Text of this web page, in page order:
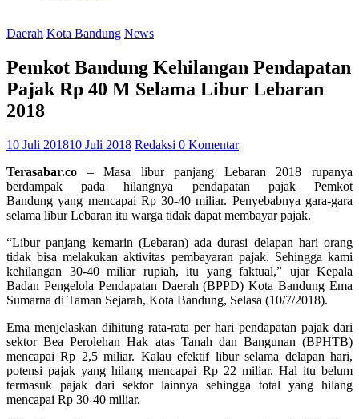
Daerah Kota Bandung News
Pemkot Bandung Kehilangan Pendapatan
Pajak Rp 40 M Selama Libur Lebaran
2018
10 Juli 201810 Juli 2018 Redaksi 0 Komentar
Terasabar.co – Masa libur panjang Lebaran 2018 rupanya
berdampak pada hilangnya pendapatan pajak Pemkot
Bandung yang mencapai Rp 30-40 miliar. Penyebabnya gara-gara
selama libur Lebaran itu warga tidak dapat membayar pajak.
“Libur panjang kemarin (Lebaran) ada durasi delapan hari orang
tidak bisa melakukan aktivitas pembayaran pajak. Sehingga kami
kehilangan 30-40 miliar rupiah, itu yang faktual,” ujar Kepala
Badan Pengelola Pendapatan Daerah (BPPD) Kota Bandung Ema
Sumarna di Taman Sejarah, Kota Bandung, Selasa (10/7/2018).
Ema menjelaskan dihitung rata-rata per hari pendapatan pajak dari
sektor Bea Perolehan Hak atas Tanah dan Bangunan (BPHTB)
mencapai Rp 2,5 miliar. Kalau efektif libur selama delapan hari,
potensi pajak yang hilang mencapai Rp 22 miliar. Hal itu belum
termasuk pajak dari sektor lainnya sehingga total yang hilang
mencapai Rp 30-40 miliar.